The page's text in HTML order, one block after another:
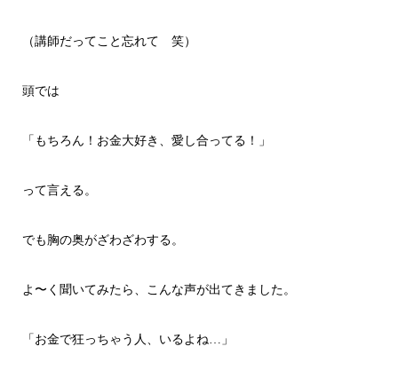
（講師だってこと忘れて 笑）
頭では
「もちろん！お金大好き、愛し合ってる！」
って言える。
でも胸の奥がざわざわする。
よ〜く聞いてみたら、こんな声が出てきました。
「お金で狂っちゃう人、いるよね…」